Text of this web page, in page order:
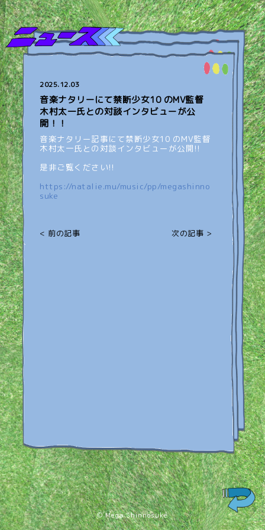
2025.12.03
音楽ナタリーにて禁断少女10 のMV監督
木村太一氏との対談インタビューが公
開！！
音楽ナタリー記事にて禁断少女10 のMV監督
木村太一氏との対談インタビューが公開!!
是非ご覧ください!!
https://natalie.mu/music/pp/megashinno
suke
< 前の記事 次の記事 >
© Mega Shinnosuke